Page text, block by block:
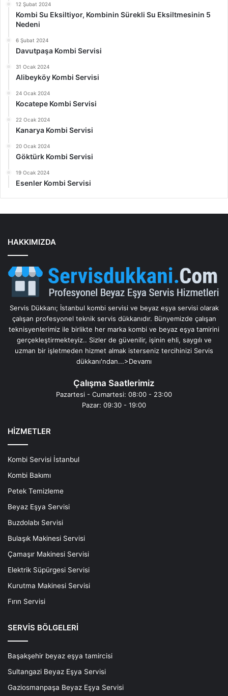
12 Şubat 2024
Kombi Su Eksiltiyor, Kombinin Sürekli Su Eksiltmesinin 5
Nedeni
6 Şubat 2024
Davutpaşa Kombi Servisi
31 Ocak 2024
Alibeyköy Kombi Servisi
24 Ocak 2024
Kocatepe Kombi Servisi
22 Ocak 2024
Kanarya Kombi Servisi
20 Ocak 2024
Göktürk Kombi Servisi
19 Ocak 2024
Esenler Kombi Servisi
HAKKIMIZDA
Servis Dükkanı; İstanbul kombi servisi ve beyaz eşya servisi olarak
çalışan profesyonel teknik servis dükkanıdır. Bünyemizde çalışan
teknisyenlerimiz ile birlikte her marka kombi ve beyaz eşya tamirini
gerçekleştirmekteyiz.. Sizler de güvenilir, işinin ehli, saygılı ve
uzman bir işletmeden hizmet almak isterseniz tercihinizi Servis
dükkanı'ndan...>Devamı
Çalışma Saatlerimiz
Pazartesi - Cumartesi: 08:00 - 23:00
Pazar: 09:30 - 19:00
HİZMETLER
Kombi Servisi İstanbul
Kombi Bakımı
Petek Temizleme
Beyaz Eşya Servisi
Buzdolabı Servisi
Bulaşık Makinesi Servisi
Çamaşır Makinesi Servisi
Elektrik Süpürgesi Servisi
Kurutma Makinesi Servisi
Fırın Servisi
SERVİS BÖLGELERİ
Başakşehir beyaz eşya tamircisi
Sultangazi Beyaz Eşya Servisi
Gaziosmanpaşa Beyaz Eşya Servisi